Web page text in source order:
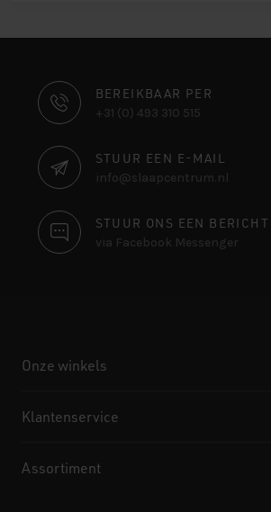
CONTACT
INFORMATIE
BEREIKBAAR PER
+31 (0) 493 310 515
STUUR EEN E-MAIL
info@slaapcentrum.nl
STUUR ONS EEN BERICHT
via Facebook Messenger
Onze winkels
Klantenservice
Assortiment